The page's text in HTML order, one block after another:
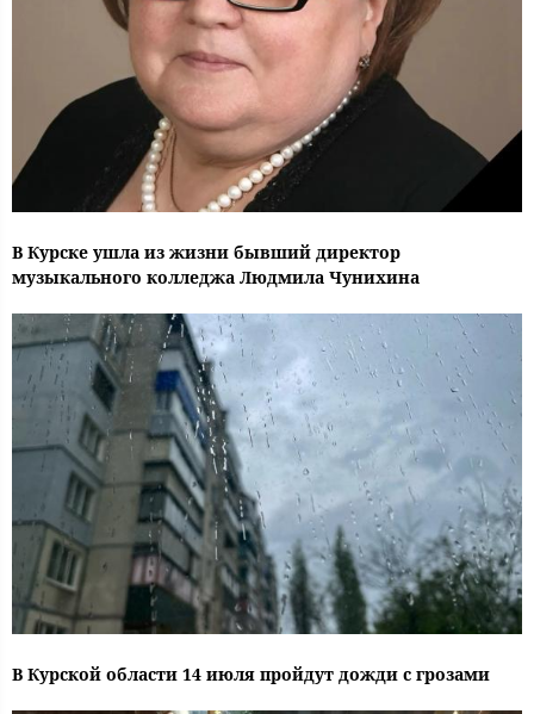
В Курске ушла из жизни бывший директор
музыкального колледжа Людмила Чунихина
В Курской области 14 июля пройдут дожди с грозами